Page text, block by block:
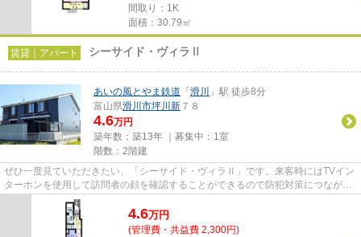
間取り：1K
面積：30.79㎡
賃貸｜アパート シーサイド・ヴィラⅡ
あいの風とやま鉄道 「 滑川
」駅 徒歩8分
富山県滑川市坪川新 ７８
4.6万円
築年数：築13年 ｜募集中： 1室
階数：2階建
ぜひ一度見ていただきたい、「シーサイド・ヴィラⅡ」です。来客時にはTVイン
ターホンを使用して訪問者の顔を確認することができるので防犯対策につながり
ます。新しい生活のスタートに...
4.6万円
(管理費・共益費 2,300円)